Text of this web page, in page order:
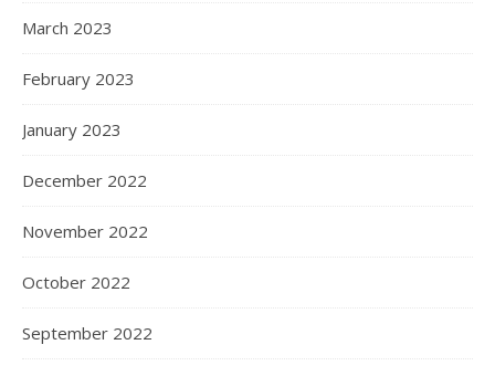
March 2023
February 2023
January 2023
December 2022
November 2022
October 2022
September 2022